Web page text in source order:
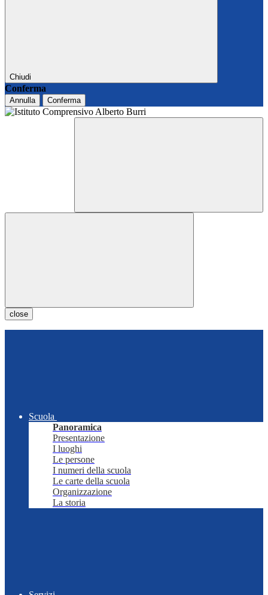
Chiudi
Conferma
Annulla Conferma
close
Scuola
Panoramica
Presentazione
I luoghi
Le persone
I numeri della scuola
Le carte della scuola
Organizzazione
La storia